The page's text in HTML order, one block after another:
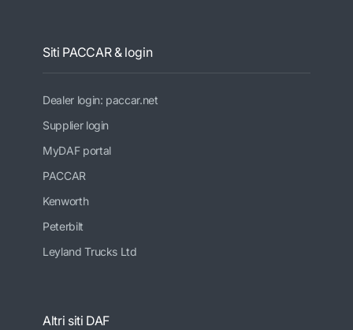
Siti PACCAR & login
Dealer login: paccar.net
Supplier login
MyDAF portal
PACCAR
Kenworth
Peterbilt
Leyland Trucks Ltd
Altri siti DAF